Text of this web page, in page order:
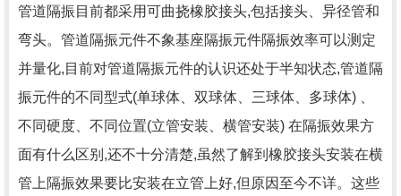
管道隔振目前都采用可曲挠橡胶接头,包括接头、异径管和
弯头。管道隔振元件不象基座隔振元件隔振效率可以测定
并量化,目前对管道隔振元件的认识还处于半知状态,管道隔
振元件的不同型式(单球体、双球体、三球体、多球体) 、
不同硬度、不同位置(立管安装、横管安装) 在隔振效果方
面有什么区别,还不十分清楚,虽然了解到橡胶接头安装在横
管上隔振效果要比安装在立管上好,但原因至今不详。这些